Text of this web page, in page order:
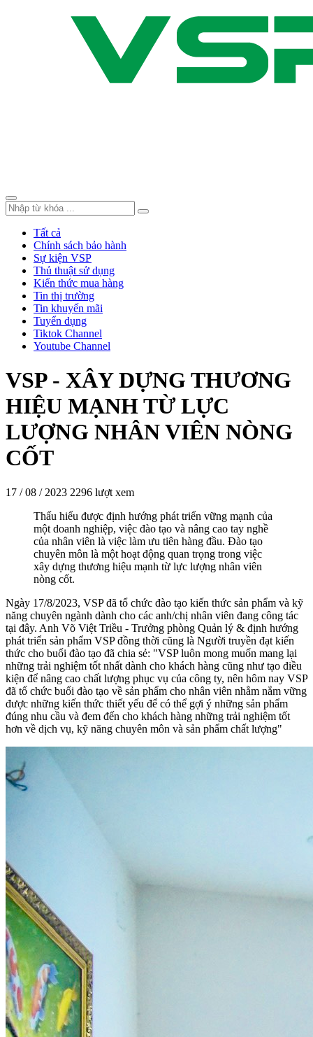
Tất cả
Chính sách bảo hành
Sự kiện VSP
Thủ thuật sử dụng
Kiến thức mua hàng
Tin thị trường
Tin khuyến mãi
Tuyển dụng
Tiktok Channel
Youtube Channel
VSP - XÂY DỰNG THƯƠNG
HIỆU MẠNH TỪ LỰC
LƯỢNG NHÂN VIÊN NÒNG
CỐT
17 / 08 / 2023 2296 lượt xem
Thấu hiểu được định hướng phát triển vững mạnh của
một doanh nghiệp, việc đào tạo và nâng cao tay nghề
của nhân viên là việc làm ưu tiên hàng đầu. Đào tạo
chuyên môn là một hoạt động quan trọng trong việc
xây dựng thương hiệu mạnh từ lực lượng nhân viên
nòng cốt.
Ngày 17/8/2023, VSP đã tổ chức đào tạo kiến thức sản phẩm và kỹ
năng chuyên ngành dành cho các anh/chị nhân viên đang công tác
tại đây. Anh Võ Việt Triều - Trưởng phòng Quản lý & định hướng
phát triển sản phẩm VSP đồng thời cũng là Người truyền đạt kiến
thức cho buổi đào tạo đã chia sẻ: "VSP luôn mong muốn mang lại
những trải nghiệm tốt nhất dành cho khách hàng cũng như tạo điều
kiện để nâng cao chất lượng phục vụ của công ty, nên hôm nay VSP
đã tổ chức buổi đào tạo về sản phẩm cho nhân viên nhằm nắm vững
được những kiến thức thiết yếu để có thể gợi ý những sản phẩm
đúng nhu cầu và đem đến cho khách hàng những trải nghiệm tốt
hơn về dịch vụ, kỹ năng chuyên môn và sản phẩm chất lượng"